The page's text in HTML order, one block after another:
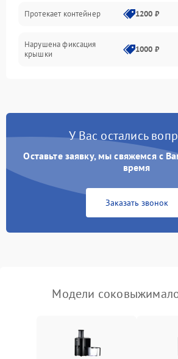
Протекает контейнер 1200 ₽
Нарушена фиксация
крышки
1000 ₽
У Вас остались
Оставьте заявку, мы свяжемся с
время
Заказать звонок
Модели